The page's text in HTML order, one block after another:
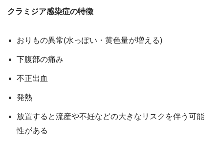
クラミジア感染症の特徴
おりもの異常(水っぽい・黄色量が増える)
下腹部の痛み
不正出血
発熱
放置すると流産や不妊などの大きなリスクを伴う可能
性がある